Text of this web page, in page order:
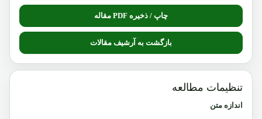
چاپ / ذخیره PDF مقاله
بازگشت به آرشیف مقالات
تنظیمات مطالعه
اندازه متن